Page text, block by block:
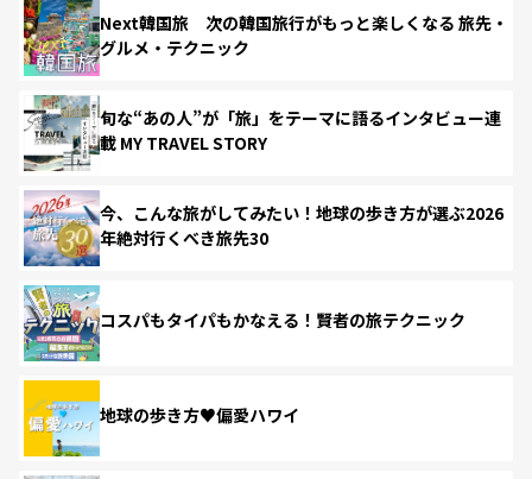
Next韓国旅 次の韓国旅行がもっと楽しくなる 旅先・
グルメ・テクニック
旬な“あの人”が「旅」をテーマに語るインタビュー連
載 MY TRAVEL STORY
今、こんな旅がしてみたい！地球の歩き方が選ぶ2026
年絶対行くべき旅先30
コスパもタイパもかなえる！賢者の旅テクニック
地球の歩き方♥偏愛ハワイ